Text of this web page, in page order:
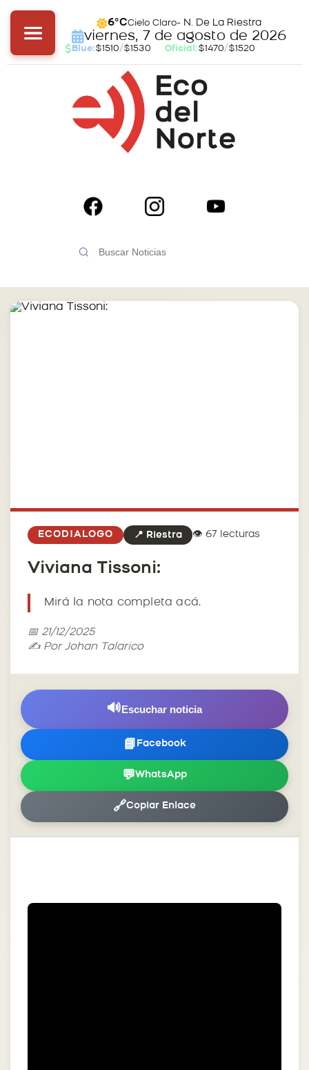
6°CCielo Claro- N. De La Riestra
viernes, 7 de agosto de 2026
Blue:$1510/$1530 Oficial:$1470/$1520
ECODIALOGO 📍 Riestra 👁️ 67 lecturas
Viviana Tissoni:
Mirá la nota completa acá.
📅 21/12/2025
✍️ Por Johan Talarico
🔊Escuchar noticia
📘 Facebook
💬WhatsApp
🔗Copiar Enlace